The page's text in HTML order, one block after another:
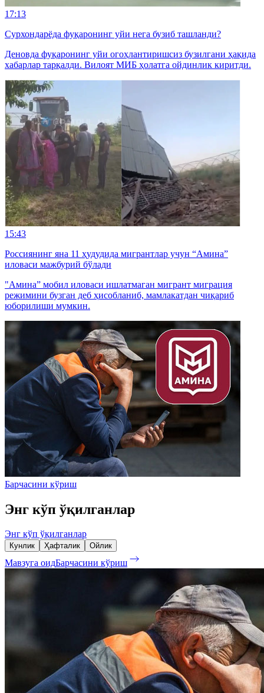
17:13
Сурхондарёда фуқаронинг уйи нега бузиб ташланди?
Деновда фуқаронинг уйи огоҳлантиришсиз бузилгани ҳақида
хабарлар тарқалди. Вилоят МИБ ҳолатга ойдинлик киритди.
15:43
Россиянинг яна 11 ҳудудида мигрантлар учун “Амина”
иловаси мажбурий бўлади
"Амина” мобил иловаси ишлатмаган мигрант миграция
режимини бузган деб ҳисобланиб, мамлакатдан чиқариб
юборилиши мумкин.
Барчасини кўриш
Энг кўп ўқилганлар
Энг кўп ўқилганлар
Кунлик Ҳафталик Ойлик
Мавзуга оидБарчасини кўриш